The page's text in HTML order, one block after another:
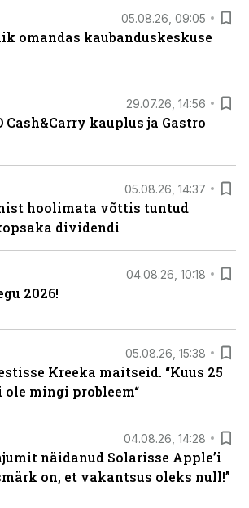
05.08.26, 09:05
omandas kaubanduskeskuse
29.07.26, 14:56
Cash&Carry kauplus ja Gastro
05.08.26, 14:37
hoolimata võttis tuntud
dividendi
04.08.26, 10:18
2026!
05.08.26, 15:38
Kreeka maitseid. “Kuus 25
mingi probleem“
04.08.26, 14:28
näidanud Solarisse Apple’i
on, et vakantsus oleks null!”